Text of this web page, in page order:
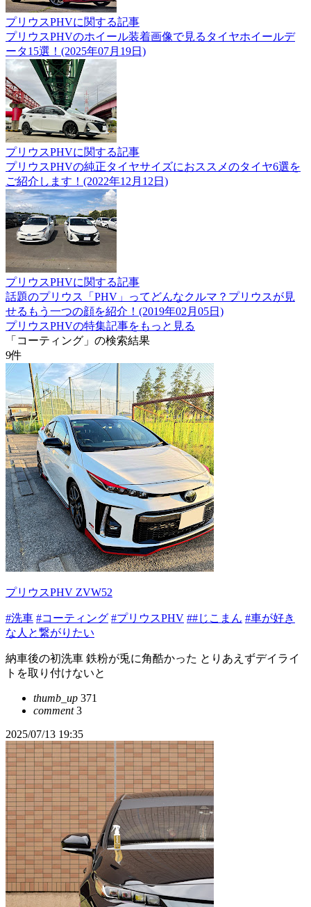
プリウスPHVに関する記事
プリウスPHVのホイール装着画像で見るタイヤホイールデ
ータ15選！(2025年07月19日)
プリウスPHVに関する記事
プリウスPHVの純正タイヤサイズにおススメのタイヤ6選を
ご紹介します！(2022年12月12日)
プリウスPHVに関する記事
話題のプリウス「PHV」ってどんなクルマ？プリウスが見
せるもう一つの顔を紹介！(2019年02月05日)
プリウスPHVの特集記事をもっと見る
「コーティング」の検索結果
9件
プリウスPHV ZVW52
#洗車 #コーティング #プリウスPHV ##じこまん #車が好き
な人と繋がりたい
納車後の初洗車 鉄粉が兎に角酷かった とりあえずデイライ
トを取り付けないと
thumb_up 371
comment3
2025/07/13 19:35